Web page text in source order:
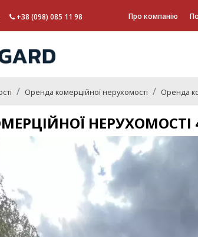
+38 (098) 085 11 98 Про компанію
Оренда комерційної нерухомості Оренда
НЕРУХОМОСТІ